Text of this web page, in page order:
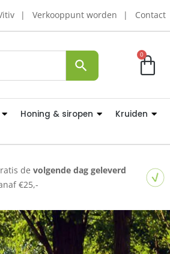
Verkooppunt worden Contact
0
Honing & siropen Kruiden
devolgende dag geleverd
€25,-